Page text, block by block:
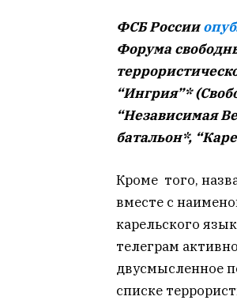
ФСБ России
Форума
“Ингрия”*
“Независимая
батальон*,
Кроме того,
вместе с
карельского
телеграм
двусмысленное
списке